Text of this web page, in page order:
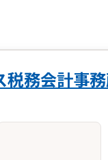
税務会計事